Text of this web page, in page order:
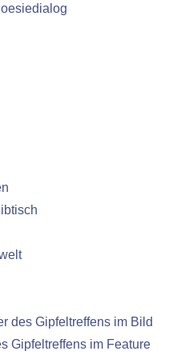
des Gipfeltreffens im Bild
Gipfeltreffens im Feature